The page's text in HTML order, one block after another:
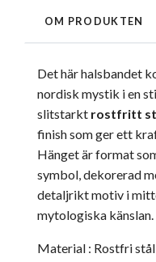
OM PRODUKTEN
Det här halsbandet
nordisk mystik i en
slitstarkt rostfritt
finish som ger ett
Hänget är format
symbol, dekorerad
detaljrikt motiv i
mytologiska känslan.
Material : Rostfri stål